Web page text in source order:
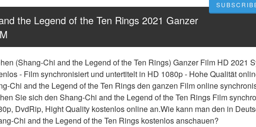
the Legend of the Ten Rings 2021 Ganzer
(Shang-Chi and the Legend of the Ten Rings) Ganzer Film HD 2021
- Film synchronisiert und untertitelt in HD 1080p - Hohe Qualität
Chi and the Legend of the Ten Rings den ganzen Film online
Sie sich den Shang-Chi and the Legend of the Ten Rings Film
DvdRip, Hight Quality kostenlos online an.Wie kann man den in
Chi and the Legend of the Ten Rings kostenlos anschauen?